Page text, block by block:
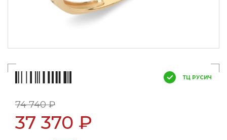
ТЦ РУСИЧ
74 740 ₽
37 370 ₽